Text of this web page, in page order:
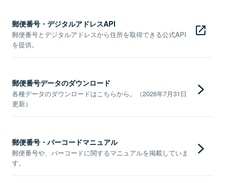
郵便番号・デジタルアドレスAPI
郵便番号とデジタルアドレスから住所を取得できる公式API
を提供。
郵便番号データのダウンロード
各種データのダウンロードはこちらから。（2026年7月31日
更新）
郵便番号・バーコードマニュアル
郵便番号や、バーコードに関するマニュアルを掲載していま
す。